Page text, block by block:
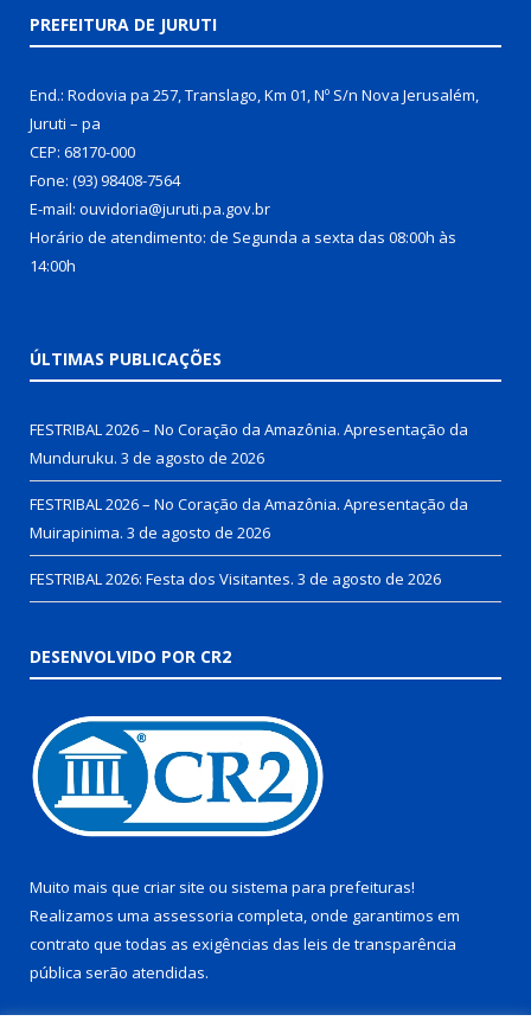
PREFEITURA DE JURUTI
End.: Rodovia pa 257, Translago, Km 01, Nº S/n Nova Jerusalém,
Juruti – pa
CEP: 68170-000
Fone: (93) 98408-7564
E-mail: ouvidoria@juruti.pa.gov.br
Horário de atendimento: de Segunda a sexta das 08:00h às
14:00h
ÚLTIMAS PUBLICAÇÕES
FESTRIBAL 2026 – No Coração da Amazônia. Apresentação da
Munduruku. 3 de agosto de 2026
FESTRIBAL 2026 – No Coração da Amazônia. Apresentação da
Muirapinima. 3 de agosto de 2026
FESTRIBAL 2026: Festa dos Visitantes. 3 de agosto de 2026
DESENVOLVIDO POR CR2
Muito mais que criar site ou sistema para prefeituras!
Realizamos uma assessoria completa, onde garantimos em
contrato que todas as exigências das leis de transparência
pública serão atendidas.